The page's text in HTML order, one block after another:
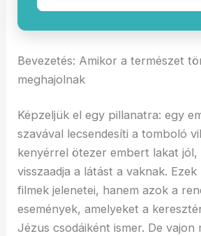
Bevezetés: Amikor a természet
meghajolnak
Képzeljük el egy pillanatra: egy
szavával lecsendesíti a tomboló
kenyérrel ötezer embert lakat jól,
visszaadja a látást a vaknak.
filmek jelenetei, hanem azok a
események, amelyeket a
Jézus csodáiként ismer. De vajon